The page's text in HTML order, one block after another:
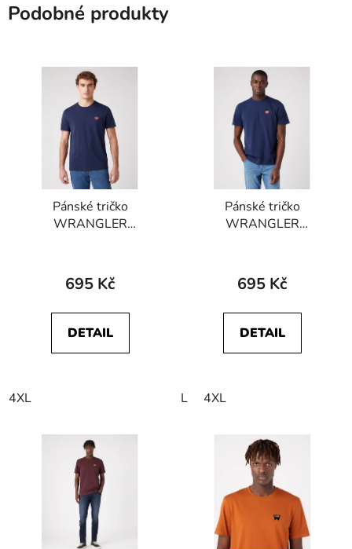
Podobné produkty
Pánské tričko
WRANGLER
695 Kč
DETAIL
4XL
Pánské tričko
WRANGLER
695 Kč
DETAIL
L 4XL